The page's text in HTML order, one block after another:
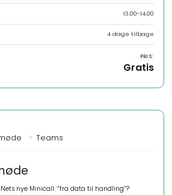
13.00-14.00
4 dage tilbage
PRIS:
Gratis
Teams
nye Minicall: “fra data til handling”?